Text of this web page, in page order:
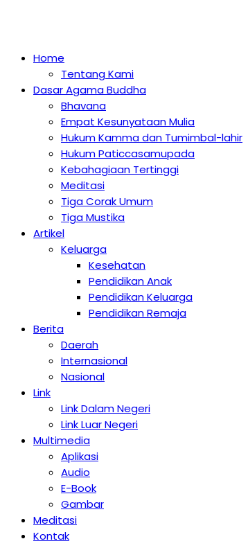
Home
Tentang Kami
Dasar Agama Buddha
Bhavana
Empat Kesunyataan Mulia
Hukum Kamma dan Tumimbal-lahir
Hukum Paticcasamupada
Kebahagiaan Tertinggi
Meditasi
Tiga Corak Umum
Tiga Mustika
Artikel
Keluarga
Kesehatan
Pendidikan Anak
Pendidikan Keluarga
Pendidikan Remaja
Berita
Daerah
Internasional
Nasional
Link
Link Dalam Negeri
Link Luar Negeri
Multimedia
Aplikasi
Audio
E-Book
Gambar
Meditasi
Kontak